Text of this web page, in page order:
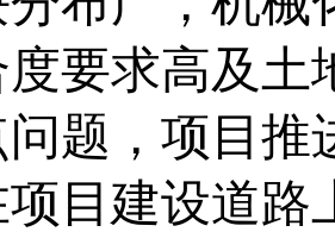
要求高及
问题，项目
目建设道路